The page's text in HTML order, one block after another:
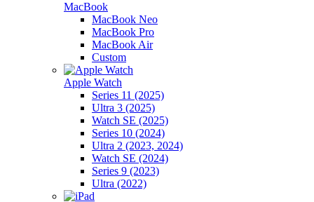
MacBook
MacBook Neo
MacBook Pro
MacBook Air
Custom
Apple Watch
Series 11 (2025)
Ultra 3 (2025)
Watch SE (2025)
Series 10 (2024)
Ultra 2 (2023, 2024)
Watch SE (2024)
Series 9 (2023)
Ultra (2022)